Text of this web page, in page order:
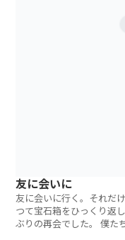
友に会いに
友に会いに行く。それだ
つて宝石箱をひっくり返
ぶりの再会でした。 僕た